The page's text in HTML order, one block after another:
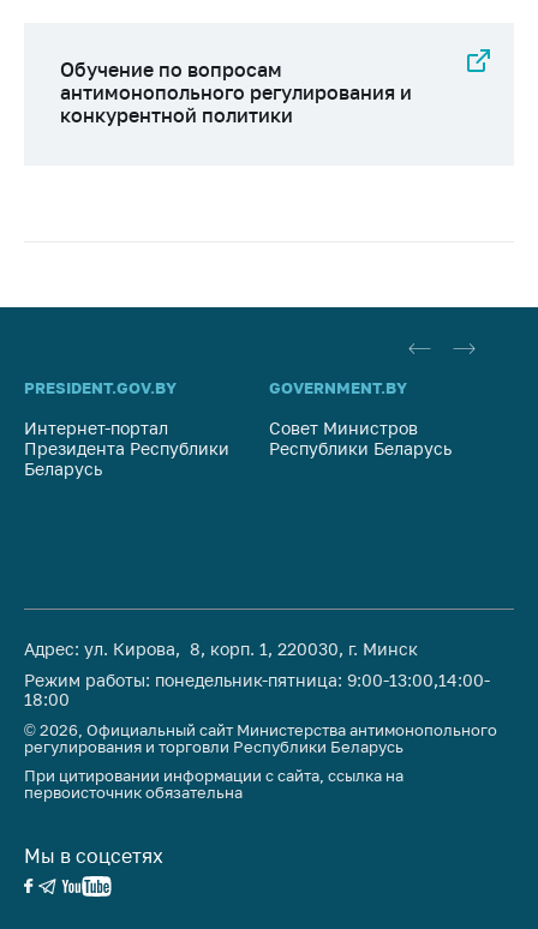
Обучение по вопросам
антимонопольного регулирования и
конкурентной политики
PRESIDENT.GOV.BY
Интернет-портал
Президента Республики
Беларусь
GOVERNMENT.BY
Совет Министров
Республики Беларусь
Адрес: ул. Кирова, 8, корп. 1, 220030, г. Минск
Режим работы: понедельник-пятница: 9:00-13:00,14:00-
18:00
© 2026, Официальный сайт Министерства антимонопольного
регулирования и торговли Республики Беларусь
При цитировании информации с сайта, ссылка на
первоисточник обязательна
Мы в соцсетях